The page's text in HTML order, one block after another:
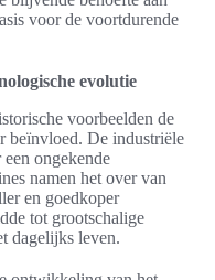
voor de voortdurende
evolutie
voorbeelden de
beïnvloed. De industriële
ongekende
namen het over van
en goedkoper
tot grootschalige
dagelijks leven.